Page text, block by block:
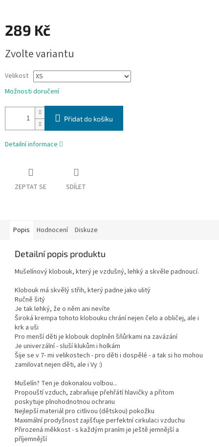
289 Kč
cena:
Zvolte variantu
Velikost
Možnosti doručení
Přidat do košíku
Detailní informace
ZEPTAT SE SDÍLET
Popis Hodnocení Diskuze
Detailní popis produktu
Mušelínový klobouk, který je vzdušný, lehký a skvěle padnoucí.
Klobouk má skvělý střih, který padne jako ulitý
Ručně šitý
Je tak lehký, že o něm ani nevíte
Široká krempa tohoto klobouku chrání nejen čelo a obličej, ale i
krk a uši
Pro menší děti je klobouk doplněn šňůrkami na zavázání
Je univerzální - sluší klukům i holkám
Šije se v 7- mi velikostech - pro děti i dospělé - a tak si ho mohou
zamilovat nejen děti, ale i Vy :)
Mušelín? Ten je dokonalou volbou...
Propouští vzduch, zabraňuje přehřátí hlavičky a přitom
poskytuje plnohodnotnou ochranu
Nejlepší materiál pro citlivou (dětskou) pokožku
Maximální prodyšnost zajišťuje perfektní cirkulaci vzduchu
Přirozená měkkost - s každým praním je ještě jemnější a
příjemnější